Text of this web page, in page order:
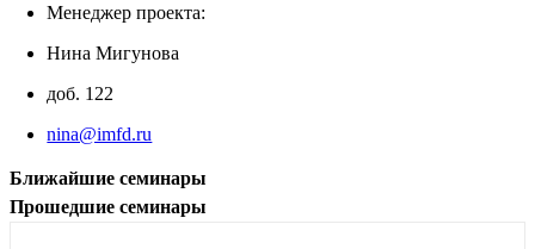
Менеджер проекта:
Нина Мигунова
доб. 122
nina@imfd.ru
Ближайшие семинары
Прошедшие семинары